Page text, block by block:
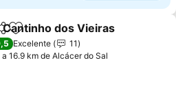
Adicionar aos favoritos
Cantinho dos Vieiras
Excelente
11
a 16.9 km de Alcácer do Sal